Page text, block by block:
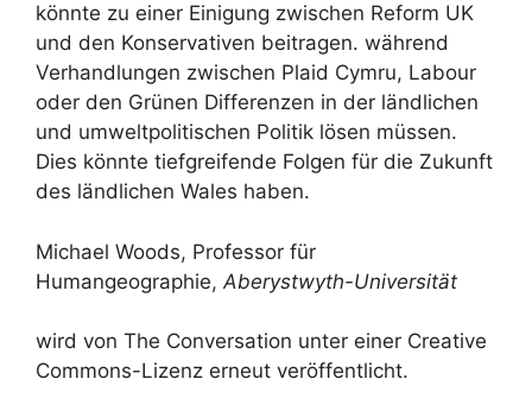
könnte zu einer Einigung zwischen Reform UK
und den Konservativen beitragen. während
Verhandlungen zwischen Plaid Cymru, Labour
oder den Grünen Differenzen in der ländlichen
und umweltpolitischen Politik lösen müssen.
Dies könnte tiefgreifende Folgen für die Zukunft
des ländlichen Wales haben.
Michael Woods, Professor für
Humangeographie, Aberystwyth-Universität
wird von The Conversation unter einer Creative
Commons-Lizenz erneut veröffentlicht.